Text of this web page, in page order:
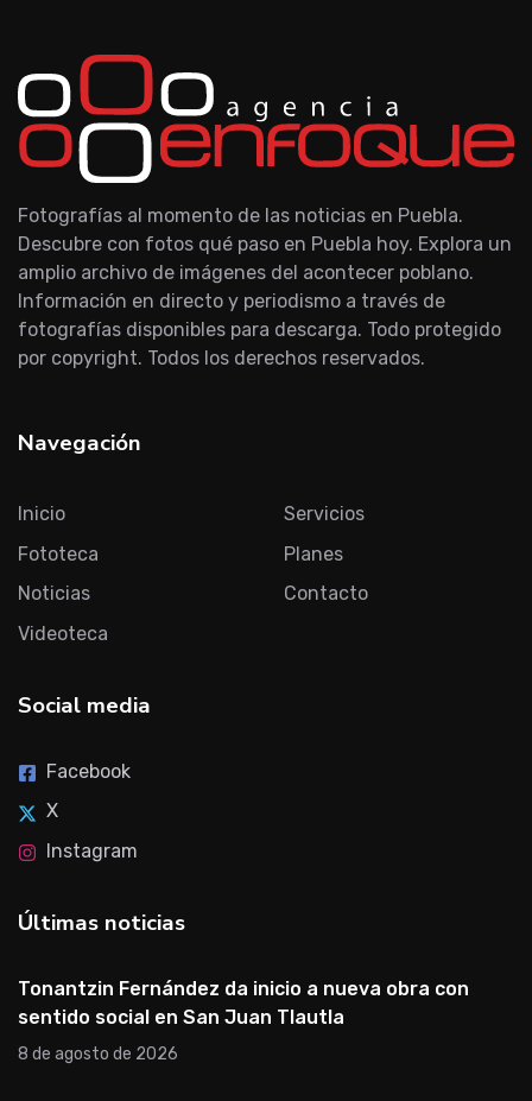
Fotografías al momento de las noticias en Puebla.
Descubre con fotos qué paso en Puebla hoy. Explora un
amplio archivo de imágenes del acontecer poblano.
Información en directo y periodismo a través de
fotografías disponibles para descarga. Todo protegido
por copyright. Todos los derechos reservados.
Navegación
Inicio
Fototeca
Noticias
Videoteca
Servicios
Planes
Contacto
Social media
Facebook
X
Instagram
Últimas noticias
Tonantzin Fernández da inicio a nueva obra con
sentido social en San Juan Tlautla
8 de agosto de 2026